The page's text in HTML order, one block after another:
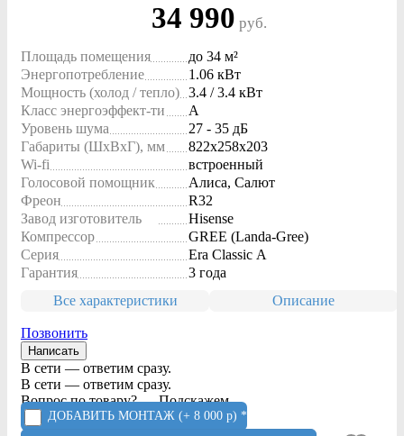
34 990 руб.
Площадь помещения до 34 м²
Энергопотребление
1.06 кВт
Мощность (холод / тепло) 3.4 / 3.4 кВт
Класс энергоэффект-ти
A
Уровень шума
27 - 35 дБ
Габариты (ШxВxГ), мм
822x258x203
Wi-fi
встроенный
Голосовой помощник
Алиса, Салют
Фреон
R32
Завод изготовитель
Hisense
Компрессор
GREE (Landa-Gree)
Серия
Era Classic A
Гарантия
3 года
Все характеристики
Описание
Позвонить
Написать
В сети — ответим сразу.
В сети — ответим сразу.
Вопрос по товару? — Подскажем.
ДОБАВИТЬ МОНТАЖ (+ 8 000 р) *